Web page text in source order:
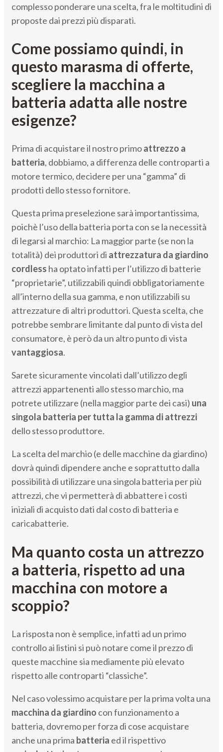
complesso ponderare una scelta, fra le moltitudini di
proposte dai prezzi più disparati.
Come possiamo quindi, in
questo marasma di offerte,
scegliere la macchina a
batteria adatta alle nostre
esigenze?
Prima di acquistare il nostro primoattrezzo a
batteria, dobbiamo, a differenza delle controparti a
motore termico, decidere per una “gamma” di
prodotti dello stesso fornitore.
Questa prima preselezione sarà importantissima,
poichè l’uso della batteria porta con se la necessità
di legarsi al marchio: La maggior parte (se non la
totalità) dei produttori di attrezzatura da giardino
cordless ha optato infatti per l’utilizzo di batterie
“proprietarie”, utilizzabili quindi obbligatoriamente
all’interno della sua gamma, e non utilizzabili su
attrezzature di altri produttori. Questa scelta, che
potrebbe sembrare limitante dal punto di vista del
consumatore, è però da un altro punto di vista
vantaggiosa.
Sarete sicuramente vincolati dall’utilizzo degli
attrezzi appartenenti allo stesso marchio, ma
potrete utilizzare (nella maggior parte dei casi) una
singola batteria per tutta la gamma di attrezzi
dello stesso produttore.
La scelta del marchio (e delle macchine da giardino)
dovrà quindi dipendere anche e soprattutto dalla
possibilità di utilizzare una singola batteria per più
attrezzi, che vi permetterà di abbattere i costi
iniziali di acquisto dati dal costo di batteria e
caricabatterie.
Ma quanto costa un attrezzo
a batteria, rispetto ad una
macchina con motore a
scoppio?
La risposta non è semplice, infatti ad un primo
controllo ai listini si può notare come il prezzo di
queste macchine sia mediamente più elevato
rispetto alle controparti “classiche”.
Nel caso volessimo acquistare per la prima volta una
macchina da giardino con funzionamento a
batteria, dovremo per forza di cose acquistare
anche una prima batteria ed il rispettivo